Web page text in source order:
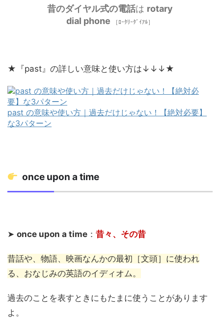
昔のダイヤル式の電話は rotary
dial phone
［ﾛｰﾀﾘｰﾀﾞｲｱﾙ］
★『past』の詳しい意味と使い方は↓↓↓★
past の意味や使い方｜過去だけじゃない！【絶対必要】
な3パターン
once upon a time
➤ once upon a time ： 昔々、その昔
昔話や、物語、映画なんかの最初［文頭］に使われ
る、おなじみの英語のイディオム。
過去のことを表すときにもたまに使うことがあります
よ。